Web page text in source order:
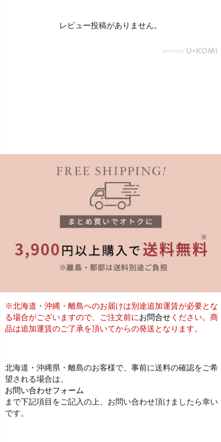
レビュー投稿がありません。
※北海道・沖縄・離島へのお届けは別途追加運賃が必要とな
る場合がございますので、ご注文前にお問合せ ください。商
品は追加運賃のご了承を頂いてからの発送となります。
北海道・沖縄県・離島のお客様で、事前に送料の確認をご希
望される場合は、
お問い合わせフォーム
まで下記項目をご記入の上、お問い合わせ頂けましたら幸い
です。